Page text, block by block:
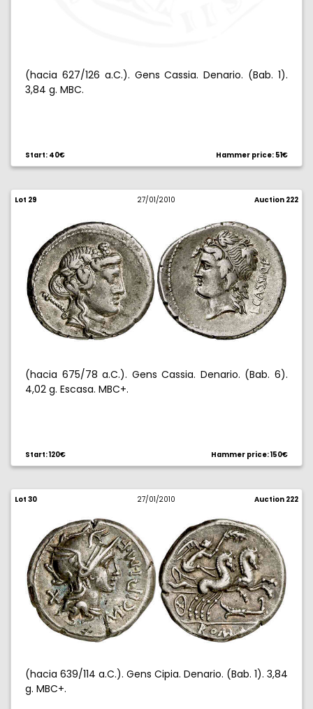
(hacia 627/126 a.C.). Gens Cassia. Denario. (Bab. 1).
3,84 g. MBC.
Start: 40€ Hammer price: 51€
Lot 29 27/01/2010 Auction 222
(hacia 675/78 a.C.). Gens Cassia. Denario. (Bab. 6).
4,02 g. Escasa. MBC+.
Start: 120€ Hammer price: 150€
Lot 30 27/01/2010 Auction 222
(hacia 639/114 a.C.). Gens Cipia. Denario. (Bab. 1). 3,84
g. MBC+.